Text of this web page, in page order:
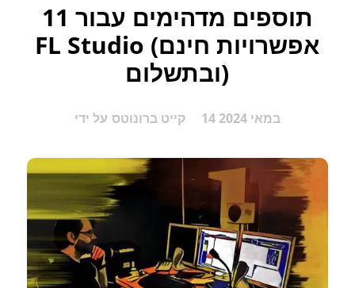
11 תוספים מדהימים עבור
FL Studio (אפשרויות חינם
ובתשלום)
על ידי קייט ברונוטס 14 במאי 2024